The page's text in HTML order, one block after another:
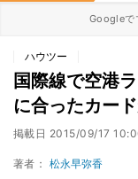
Googleで
ハウツー
国際線で空港
に合ったカー
掲載日 2015/09/17
著者： 松永早弥香